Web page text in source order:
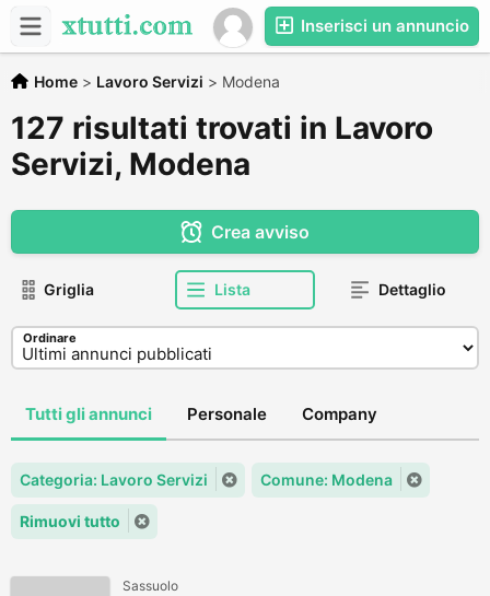
Inserisci un annuncio
Home > Lavoro Servizi > Modena
127 risultati trovati in Lavoro
Servizi, Modena
Crea avviso
Griglia Lista Dettaglio
Ordinare
Tutti gli annunci Personale Company
Categoria: Lavoro Servizi Comune: Modena
Rimuovi tutto
Sassuolo